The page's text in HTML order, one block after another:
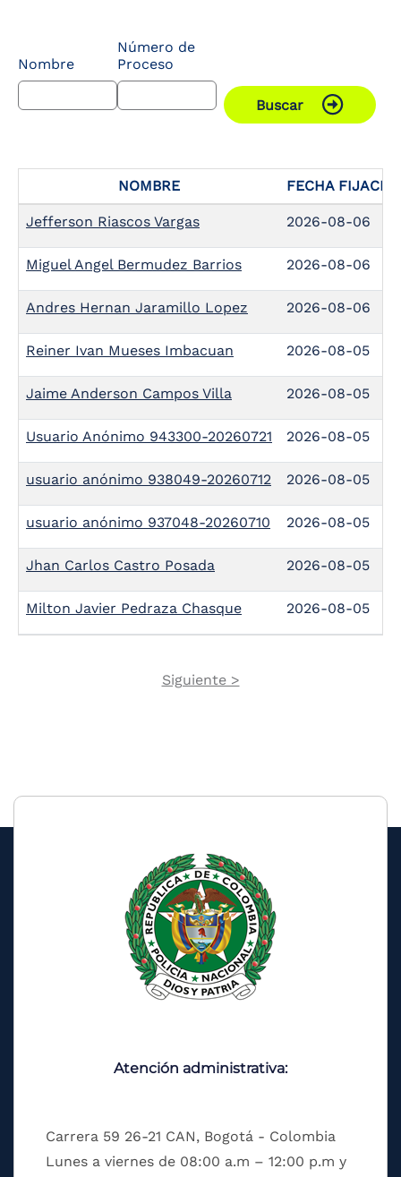
help
with
content.
Nombre
Número de
Proceso
Buscar
NOMBRE FECHA
Jefferson Riascos Vargas 2026-08-06
Miguel Angel Bermudez Barrios 2026-08-06
Andres Hernan Jaramillo Lopez 2026-08-06
Reiner Ivan Mueses Imbacuan 2026-08-05
Jaime Anderson Campos Villa 2026-08-05
Usuario Anónimo 943300-20260721 2026-08-05
usuario anónimo 938049-20260712 2026-08-05
usuario anónimo 937048-20260710 2026-08-05
Jhan Carlos Castro Posada 2026-08-05
Milton Javier Pedraza Chasque 2026-08-05
Pagination
Next
Siguiente >
Atención administrativa:
Carrera 59 26-21 CAN, Bogotá - Colombia
Lunes a viernes de 08:00 a.m – 12:00 p.m y